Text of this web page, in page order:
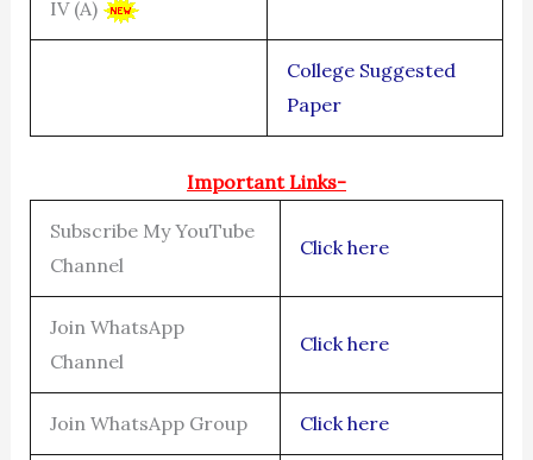
IV (A)
College Suggested
Paper
Important Links-
Subscribe My YouTube
Channel
Click here
Join WhatsApp
Channel
Click here
Join WhatsApp Group Click here